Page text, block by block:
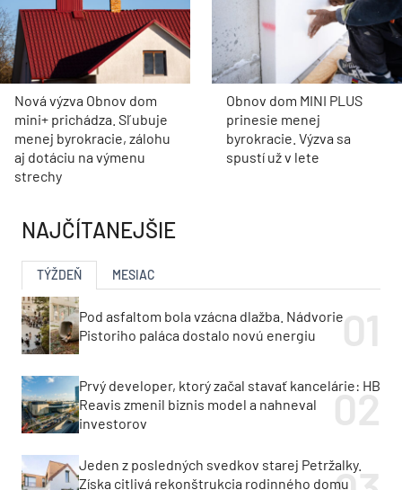
Nová výzva Obnov dom
mini+ prichádza. Sľubuje
menej byrokracie, zálohu
aj dotáciu na výmenu
strechy
Obnov dom MINI PLUS
prinesie menej
byrokracie. Výzva sa
spustí už v lete
NAJČÍTANEJŠIE
TÝŽDEŇ MESIAC
Pod asfaltom bola vzácna dlažba. Nádvorie
Pistoriho paláca dostalo novú energiu
Prvý developer, ktorý začal stavať kancelárie: HB
Reavis zmenil biznis model a nahneval
investorov
Jeden z posledných svedkov starej Petržalky.
Získa citlivá rekonštrukcia rodinného domu